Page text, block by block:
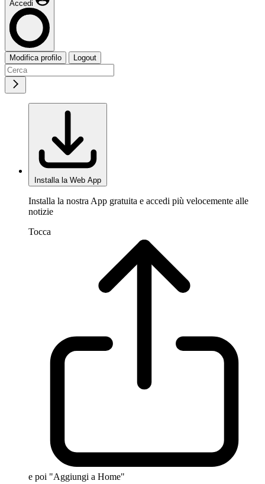
Accedi
Modifica profilo Logout
Installa la Web App
Installa la nostra App gratuita e accedi più velocemente alle
notizie
Tocca
e poi "Aggiungi a Home"